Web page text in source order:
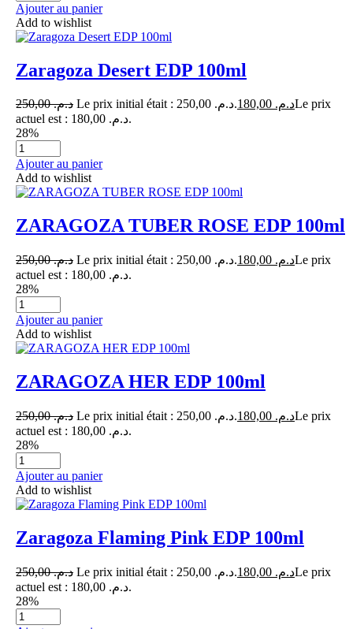
Ajouter au panier
Add to wishlist
Zaragoza Desert EDP 100ml
د.م.250,00 Le prix initial était : د.م. 250,00. د.م.Le prix
actuel est : د.م. 180,00.
28%
Ajouter au panier
Add to wishlist
ZARAGOZA TUBER ROSE EDP 100ml
د.م.250,00 Le prix initial était : د.م. 250,00. د.م.Le prix
actuel est : د.م. 180,00.
28%
Ajouter au panier
Add to wishlist
ZARAGOZA HER EDP 100ml
د.م.250,00 Le prix initial était : د.م. 250,00. د.م.Le prix
actuel est : د.م. 180,00.
28%
Ajouter au panier
Add to wishlist
Zaragoza Flaming Pink EDP 100ml
د.م.250,00 Le prix initial était : د.م. 250,00. د.م.Le prix
actuel est : د.م. 180,00.
28%